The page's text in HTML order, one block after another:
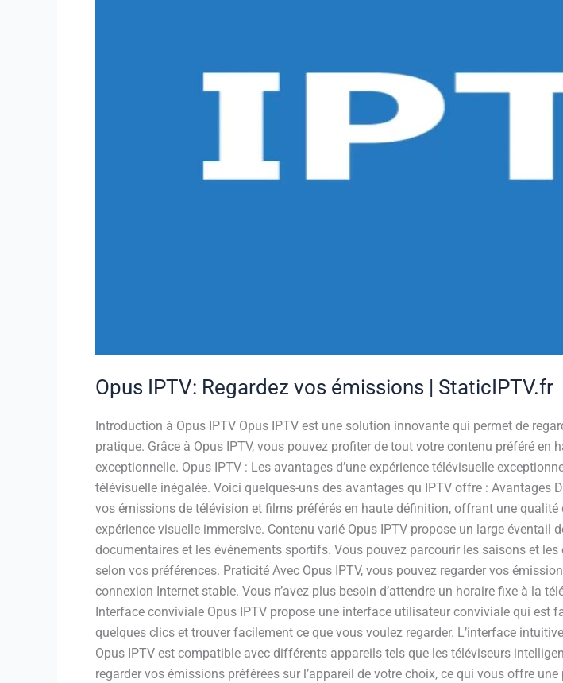
Opus IPTV: Regardez vos émissions | StaticIPTV.fr
Introduction à Opus IPTV Opus IPTV est une solution innovante qui permet de
pratique. Grâce à Opus IPTV, vous pouvez profiter de tout votre contenu préféré
exceptionnelle. Opus IPTV : Les avantages d’une expérience télévisuelle
télévisuelle inégalée. Voici quelques-uns des avantages qu IPTV offre : Avantages
vos émissions de télévision et films préférés en haute définition, offrant une qualité
expérience visuelle immersive. Contenu varié Opus IPTV propose un large
documentaires et les événements sportifs. Vous pouvez parcourir les saisons et
selon vos préférences. Praticité Avec Opus IPTV, vous pouvez regarder vos
connexion Internet stable. Vous n’avez plus besoin d’attendre un horaire fixe à la
Interface conviviale Opus IPTV propose une interface utilisateur conviviale qui est
quelques clics et trouver facilement ce que vous voulez regarder. L’interface
Opus IPTV est compatible avec différents appareils tels que les téléviseurs
regarder vos émissions préférées sur l’appareil de votre choix, ce qui vous offre